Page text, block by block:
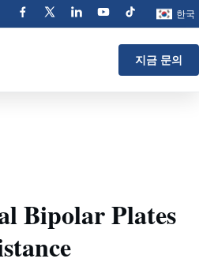
한국
지금 문의
Bipolar Plates